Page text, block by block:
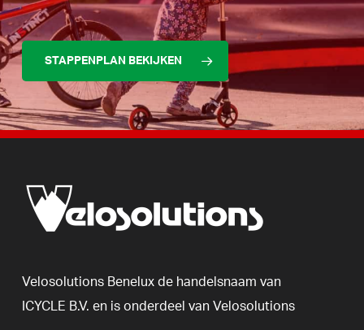
STAPPENPLAN BEKIJKEN
Velosolutions Benelux de handelsnaam van
ICYCLE B.V. en is onderdeel van Velosolutions